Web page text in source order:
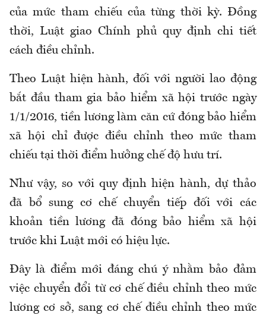
của mức tham chiếu của từng thời kỳ. Đồng
thời, Luật giao Chính phủ quy định chi tiết
cách điều chỉnh.
Theo Luật hiện hành, đối với người lao động
bắt đầu tham gia bảo hiểm xã hội trước ngày
1/1/2016, tiền lương làm căn cứ đóng bảo hiểm
xã hộichỉ được điều chỉnh theo mức tham
chiếu tại thời điểm hưởng chế độ hưu trí.
Như vậy, so với quy định hiện hành, dự thảo
đã bổ sung cơ chế chuyển tiếp đối với các
khoản tiền lương đã đóng bảo hiểm xã hội
trước khi Luật mới có hiệu lực.
Đây là điểm mới đáng chú ý nhằm bảo đảm
việc chuyển đổi từ cơ chế điều chỉnh theo mức
lương cơ sở, sang cơ chế điều chỉnh theo mức